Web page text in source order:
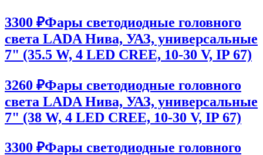
3300 ₽Фары светодиодные головного
света LADA Нива, УАЗ, универсальные
7" (35.5 W, 4 LED CREE, 10-30 V, IP 67)
3260 ₽Фары светодиодные головного
света LADA Нива, УАЗ, универсальные
7" (38 W, 4 LED CREE, 10-30 V, IP 67)
3300 ₽Фары светодиодные головного